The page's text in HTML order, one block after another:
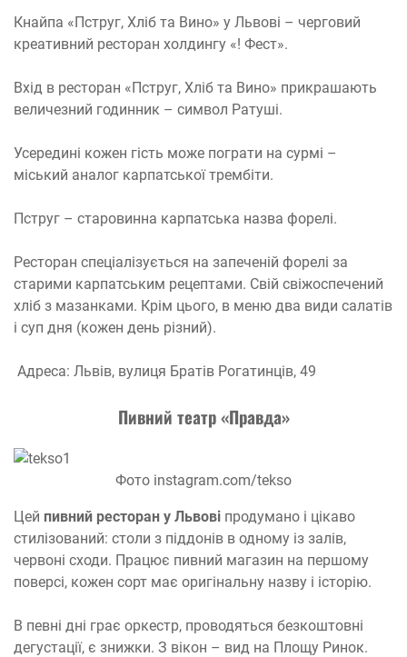
Кнайпа «Пструг, Хліб та Вино» у Львові – черговий
креативний ресторан холдингу «! Фест».
Вхід в ресторан «Пструг, Хліб та Вино» прикрашають
величезний годинник – символ Ратуші.
Усередині кожен гість може пограти на сурмі –
міський аналог карпатської трембіти.
Пструг – старовинна карпатська назва форелі.
Ресторан спеціалізується на запеченій форелі за
старими карпатським рецептами. Свій свіжоспечений
хліб з мазанками. Крім цього, в меню два види салатів
і суп дня (кожен день різний).
Адреса: Львів, вулиця Братів Рогатинців, 49
Пивний театр «Правда»
Фото instagram.com/tekso
Цей пивний ресторан у Львові продумано і цікаво
стилізований: столи з піддонів в одному із залів,
червоні сходи. Працює пивний магазин на першому
поверсі, кожен сорт має оригінальну назву і історію.
В певні дні грає оркестр, проводяться безкоштовні
дегустації, є знижки. З вікон – вид на Площу Ринок.